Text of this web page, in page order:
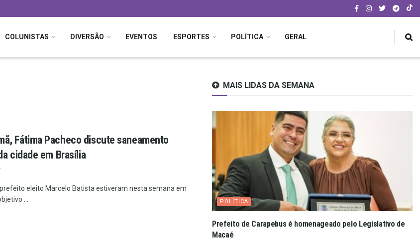
COLUNISTAS DIVERSÃO EVENTOS ESPORTES POLÍTICA GERAL
Fátima Pacheco discute saneamento
cidade em Brasília
eleito Marcelo Batista estiveram nesta semana em
...
MAIS LIDAS DA SEMANA
POLÍTICA
Prefeito de Carapebus é homenageado pelo Legislativo de
Macaé